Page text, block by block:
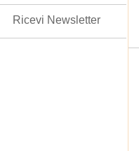
Ricevi Newsletter